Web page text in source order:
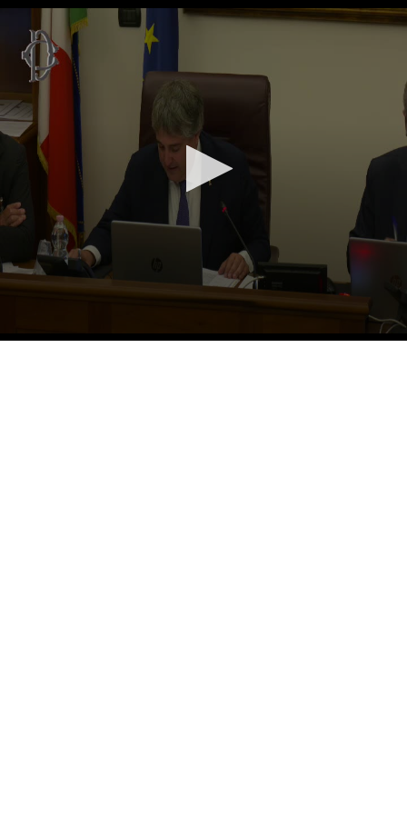
Vai al contenuto principale
WebTV Camera dei Deputati
Vai al menu di navigazione
Contenuto
Fine contenuto
Vai al contenuto principale Vai al menu di navigazione